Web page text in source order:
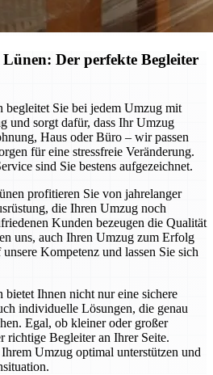
Der perfekte Begleiter
begleitet Sie bei jedem Umzug mit
und sorgt dafür, dass Ihr Umzug
Haus oder Büro – wir passen
für eine stressfreie Veränderung.
sind Sie bestens aufgezeichnet.
profitieren Sie von jahrelanger
die Ihren Umzug noch
Kunden bezeugen die Qualität
uns, auch Ihren Umzug zum Erfolg
Kompetenz und lassen Sie sich
bietet Ihnen nicht nur eine sichere
individuelle Lösungen, die genau
Egal, ob kleiner oder großer
richtige Begleiter an Ihrer Seite.
Umzug optimal unterstützen und